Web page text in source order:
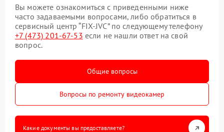
Вы можете ознакомиться с приведенными ниже
часто задаваемыми вопросами, либо обратиться в
сервисный центр “FIX-JVC” по следующему телефону
+7 (473) 201-67-53 если не нашли ответ на свой
вопрос.
Общие вопросы
Вопросы по ремонту видеокамер
Какие документы вы предоставляете?